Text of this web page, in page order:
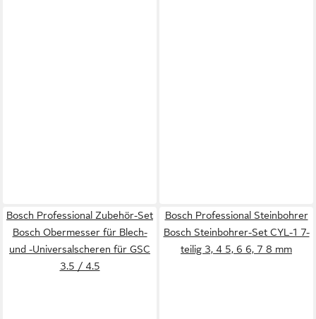
Bosch Professional Zubehör-Set
Bosch Obermesser für Blech-
und -Universalscheren für GSC
3.5 / 4.5
Bosch Professional Steinbohrer
Bosch Steinbohrer-Set CYL-1 7-
teilig 3, 4 5, 6 6, 7 8 mm